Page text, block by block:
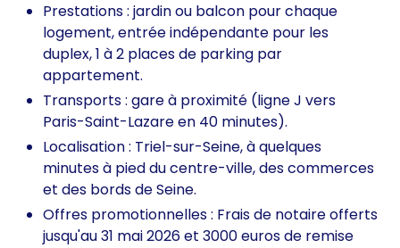
Prestations : jardin ou balcon pour chaque
logement, entrée indépendante pour les
duplex, 1 à 2 places de parking par
appartement.
Transports : gare à proximité (ligne J vers
Paris-Saint-Lazare en 40 minutes).
Localisation : Triel-sur-Seine, à quelques
minutes à pied du centre-ville, des commerces
et des bords de Seine.
Offres promotionnelles : Frais de notaire offerts
jusqu'au 31 mai 2026 et 3000 euros de remise